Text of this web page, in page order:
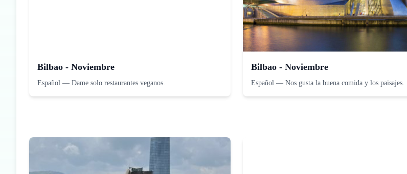
Bilbao - Noviembre
Español — Dame solo restaurantes veganos.
Bilbao - Noviembre
Español — Nos gusta la buena comida y los paisajes.